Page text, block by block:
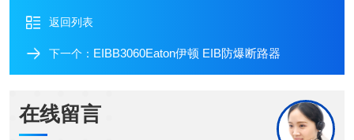
返回列表
下一个： EIBB3060Eaton伊顿 EIB防爆断路器
在线留言